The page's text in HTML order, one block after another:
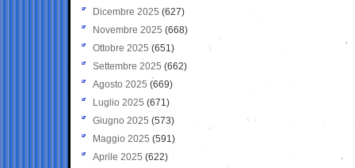
Dicembre 2025 (627)
Novembre 2025 (668)
Ottobre 2025 (651)
Settembre 2025 (662)
Agosto 2025 (669)
Luglio 2025 (671)
Giugno 2025 (573)
Maggio 2025 (591)
Aprile 2025 (622)